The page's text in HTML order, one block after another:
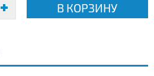
В КОРЗИНУ